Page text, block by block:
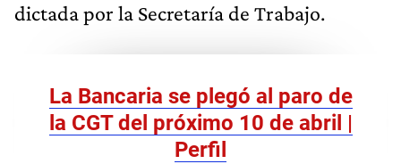
dictada por la Secretaría de Trabajo.
La Bancaria se plegó al paro de
la CGT del próximo 10 de abril |
Perfil